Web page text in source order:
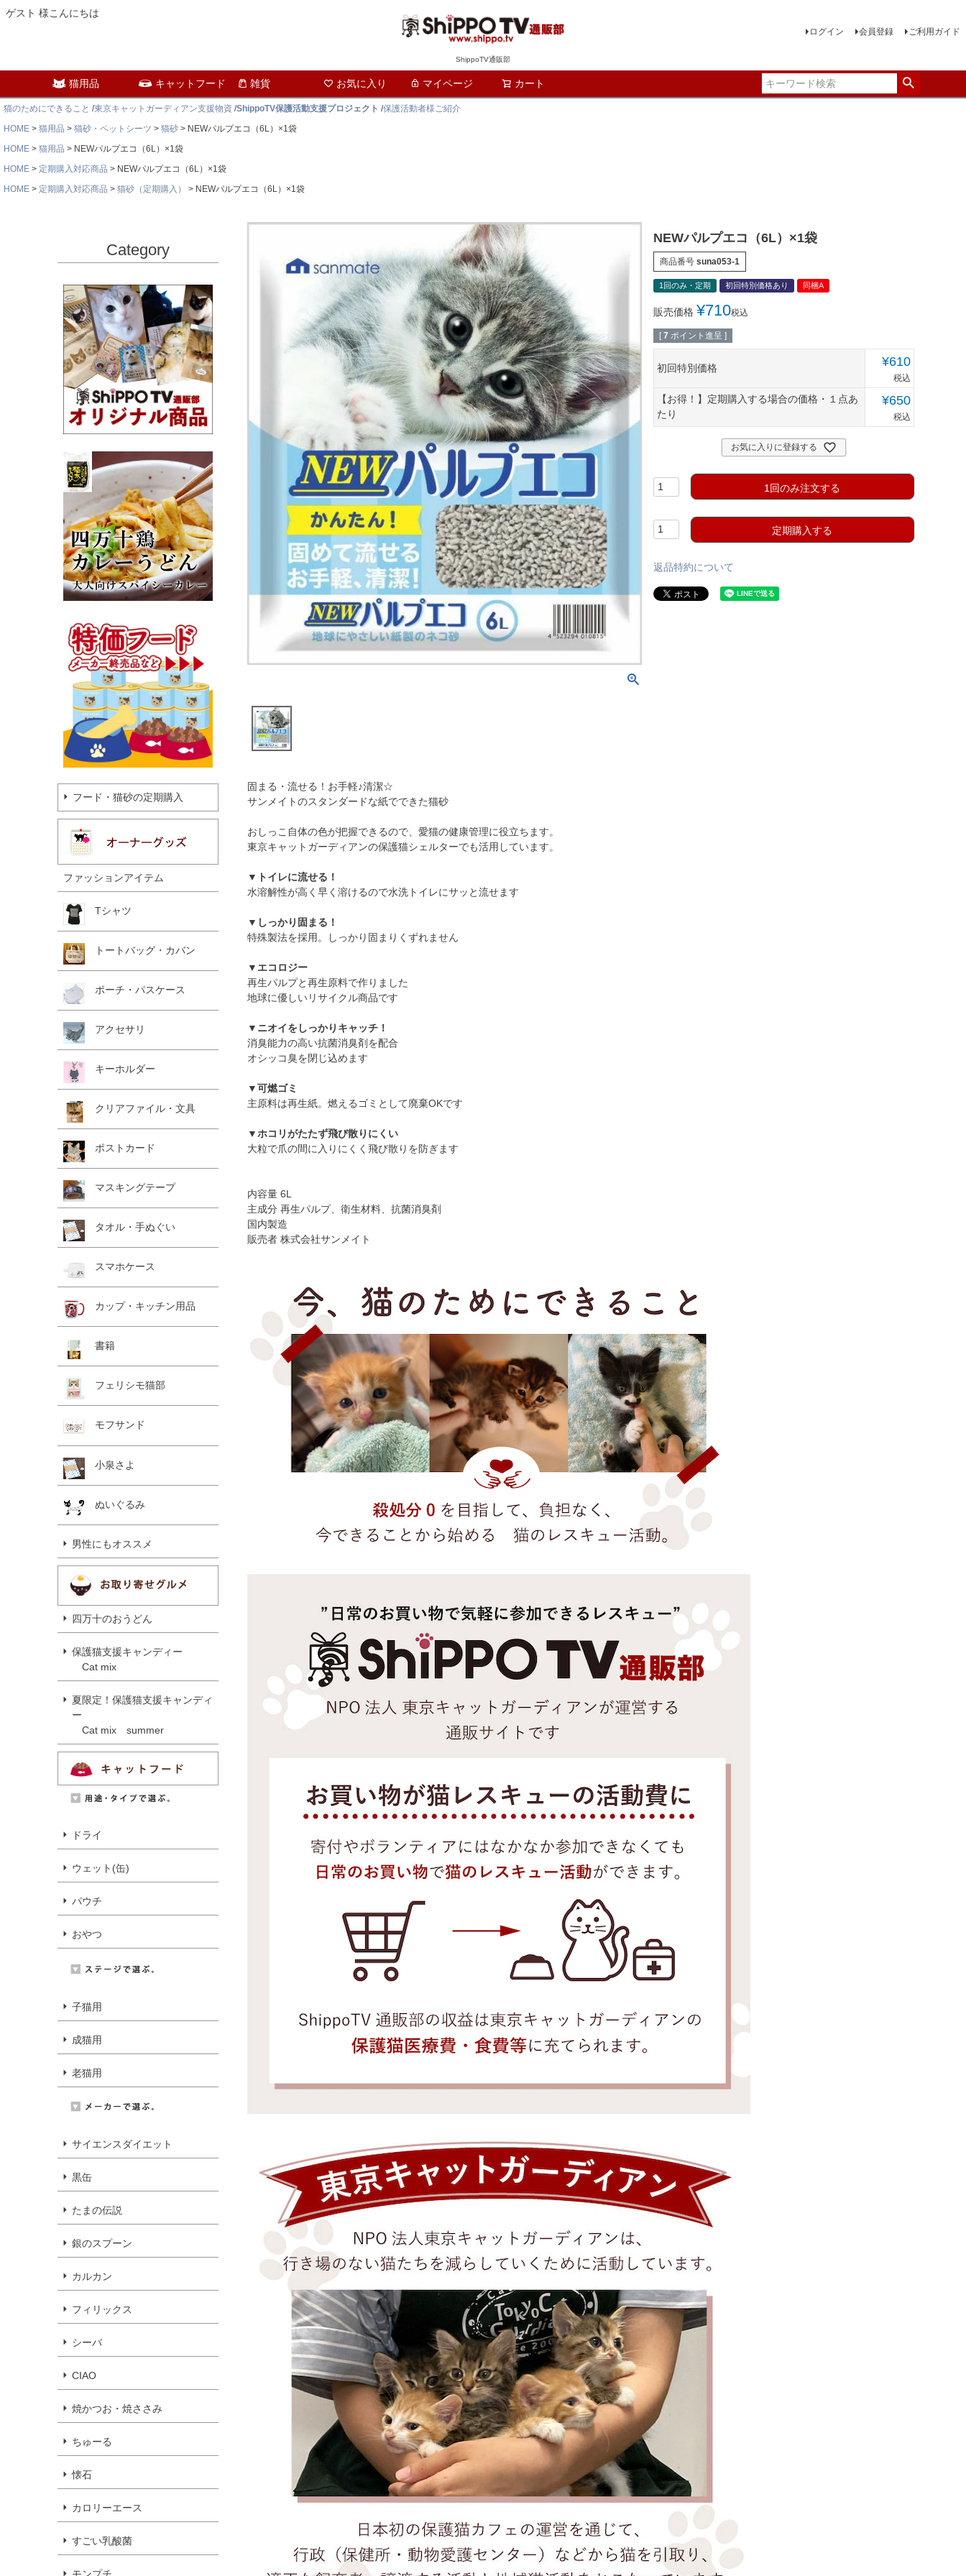
ゲスト 様こんにちは
ShippoTV通販部
ログイン 会員登録 ご利用ガイド
猫用品 キャットフード 雑貨 お気に入り マイページ カート検索
猫のためにできること /東京キャットガーディアン支援物資 /ShippoTV保護活動支援プロジェクト /保護活動者様ご紹介
HOME
猫用品 猫砂・ペットシーツ 猫砂
NEWパルプエコ（6L）×1袋
HOME
猫用品
NEWパルプエコ（6L）×1袋
HOME
定期購入対応商品
NEWパルプエコ（6L）×1袋
HOME
定期購入対応商品 猫砂（定期購入） NEWパルプエコ（6L）×1袋
Category
フード・猫砂の定期購入
ファッションアイテム
Tシャツ
トートバッグ・カバン
ポーチ・パスケース
アクセサリ
キーホルダー
クリアファイル・文具
ポストカード
マスキングテープ
タオル・手ぬぐい
スマホケース
カップ・キッチン用品
書籍
フェリシモ猫部
モフサンド
小泉さよ
ぬいぐるみ
男性にもオススメ
四万十のおうどん
保護猫支援キャンディー
Cat mix
夏限定！保護猫支援キャンディ
ー
Cat mix summer
ドライ
ウェット(缶)
パウチ
おやつ
子猫用
成猫用
老猫用
サイエンスダイエット
黒缶
たまの伝説
銀のスプーン
カルカン
フィリックス
シーバ
CIAO
焼かつお・焼ささみ
ちゅーる
懐石
カロリーエース
すごい乳酸菌
固まる・流せる！お手軽♪清潔☆
サンメイトのスタンダードな紙でできた猫砂
おしっこ自体の色が把握できるので、愛猫の健康管理に役立ちます。
東京キャットガーディアンの保護猫シェルターでも活用しています。
▼トイレに流せる！
水溶解性が高く早く溶けるので水洗トイレにサッと流せます
▼しっかり固まる！
特殊製法を採用。しっかり固まりくずれません
▼エコロジー
再生パルプと再生原料で作りました
地球に優しいリサイクル商品です
▼ニオイをしっかりキャッチ！
消臭能力の高い抗菌消臭剤を配合
オシッコ臭を閉じ込めます
▼可燃ゴミ
主原料は再生紙。燃えるゴミとして廃棄OKです
▼ホコリがたたず飛び散りにくい
大粒で爪の間に入りにくく飛び散りを防ぎます
内容量 6L
主成分 再生パルプ、衛生材料、抗菌消臭剤
国内製造
販売者 株式会社サンメイト
NEWパルプエコ（6L）×1袋
商品番号 suna053-1
1回のみ・定期 初回特別価格あり 同梱A
販売価格 ¥710税込
[ 7 ポイント進呈 ]
初回特別価格 ¥610
税込
【お得！】定期購入する場合の価格・１点あ
たり
¥650
税込
お気に入りに登録する
1回のみ注文する
定期購入する
返品特約について